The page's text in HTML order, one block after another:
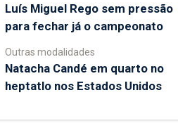
Luís Miguel Rego sem pressão
para fechar já o campeonato
Outras modalidades
Natacha Candé em quarto no
heptatlo nos Estados Unidos